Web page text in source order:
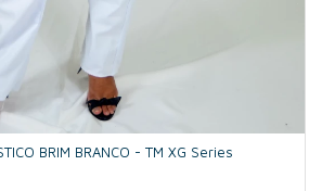
BRIM BRANCO - TM XG Series